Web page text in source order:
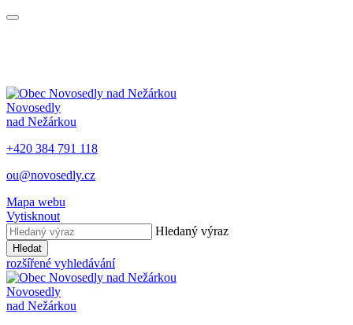
Novosedly
nad Nežárkou
+420 384 791 118
ou@novosedly.cz
Mapa webu
Vytisknout
Hledaný výraz
Hledat
rozšířené vyhledávání
Novosedly
nad Nežárkou